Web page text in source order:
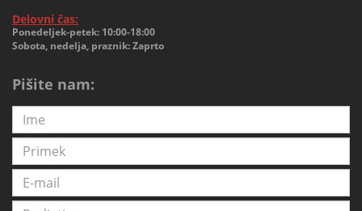
Delovni čas:
Ponedeljek-petek: 10:00-18:00
Sobota, nedelja, praznik: Zaprto
Pišite nam: